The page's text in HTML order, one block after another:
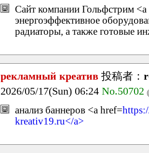
Сайт компании Гольфстрим
энергоэффективное
радиаторы, а также готовые
рекламный креатив 投稿者：
2026/05/17(Sun) 06:24 No.50702
анализ баннеров <a href=
kreativ19.ru</a>